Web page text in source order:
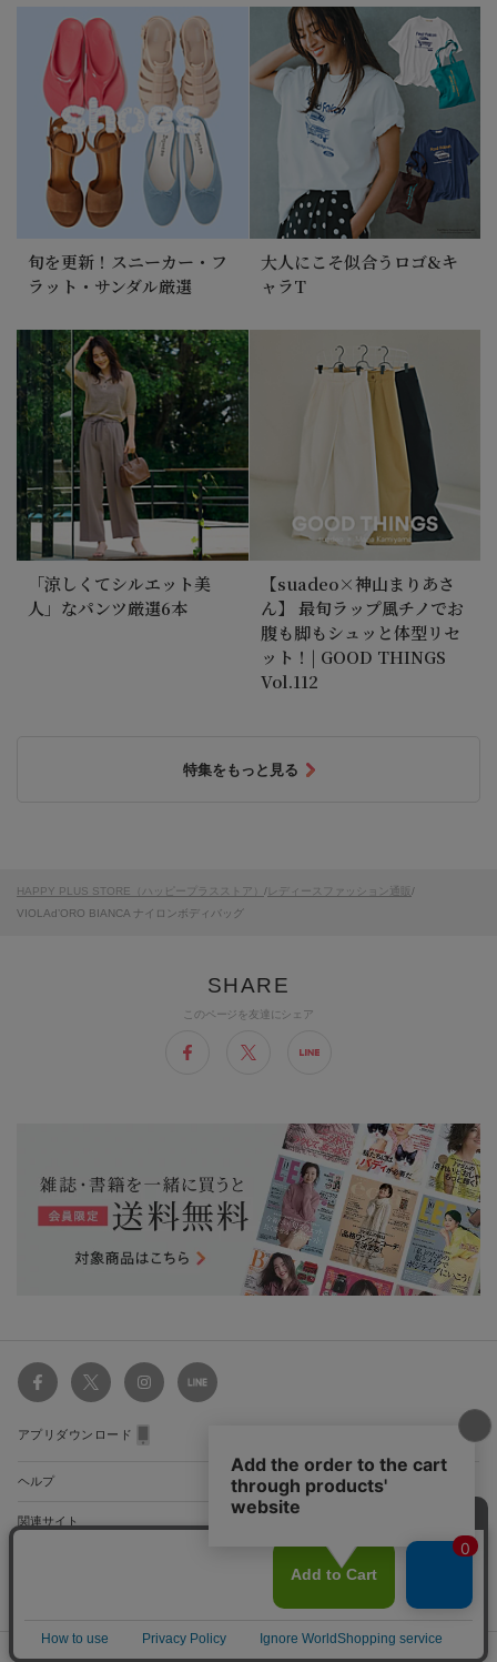
このページを友達にシェア
旬を更新！スニーカー・フ
ラット・サンダル厳選
大人にこそ似合うロゴ&キ
ャラT
「涼しくてシルエット美
人」なパンツ厳選6本
【suadeo×神山まりあさ
ん】 最旬ラップ風チノでお
腹も脚もシュッと体型リセ
ット！| GOOD THINGS
Vol.112
特集をもっと見る
HAPPY PLUS STORE（ハッピープラスストア） / レディースファッション通販 /
VIOLAd’ORO BIANCA ナイロンボディバッグ
アプリダウンロード
ヘルプ
ショッピングガイド
お支払い方法について
関連サイト
プライバシーガイドライン